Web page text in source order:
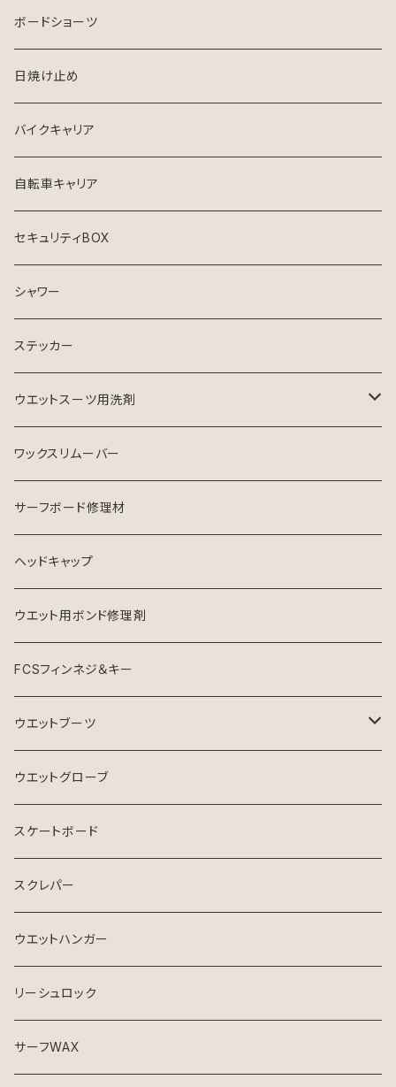
2024 SPRING SUMMER
BGZウエットスーツ
USED ウエットスーツ
VISSLA
リーシュコード
FCS
クリエイチャーズ
デッキパッチ
サーフボードケース
ボードショーツ
日焼け止め
バイクキャリア
自転車キャリア
セキュリティBOX
シャワー
ステッカー
ウエットスーツ用洗剤
シャンプー
ソフナー
ワックスリムーバー
サーフボード修理材
ヘッドキャップ
ウエット用ボンド修理剤
FCSフィンネジ＆キー
ウエットブーツ
リーフブーツ
ウエットグローブ
スケートボード
スクレパー
ウエットハンガー
リーシュロック
サーフWAX